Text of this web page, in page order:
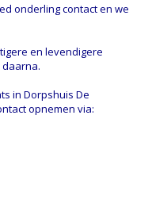
onderling contact en we
en levendigere
in Dorpshuis De
opnemen via: